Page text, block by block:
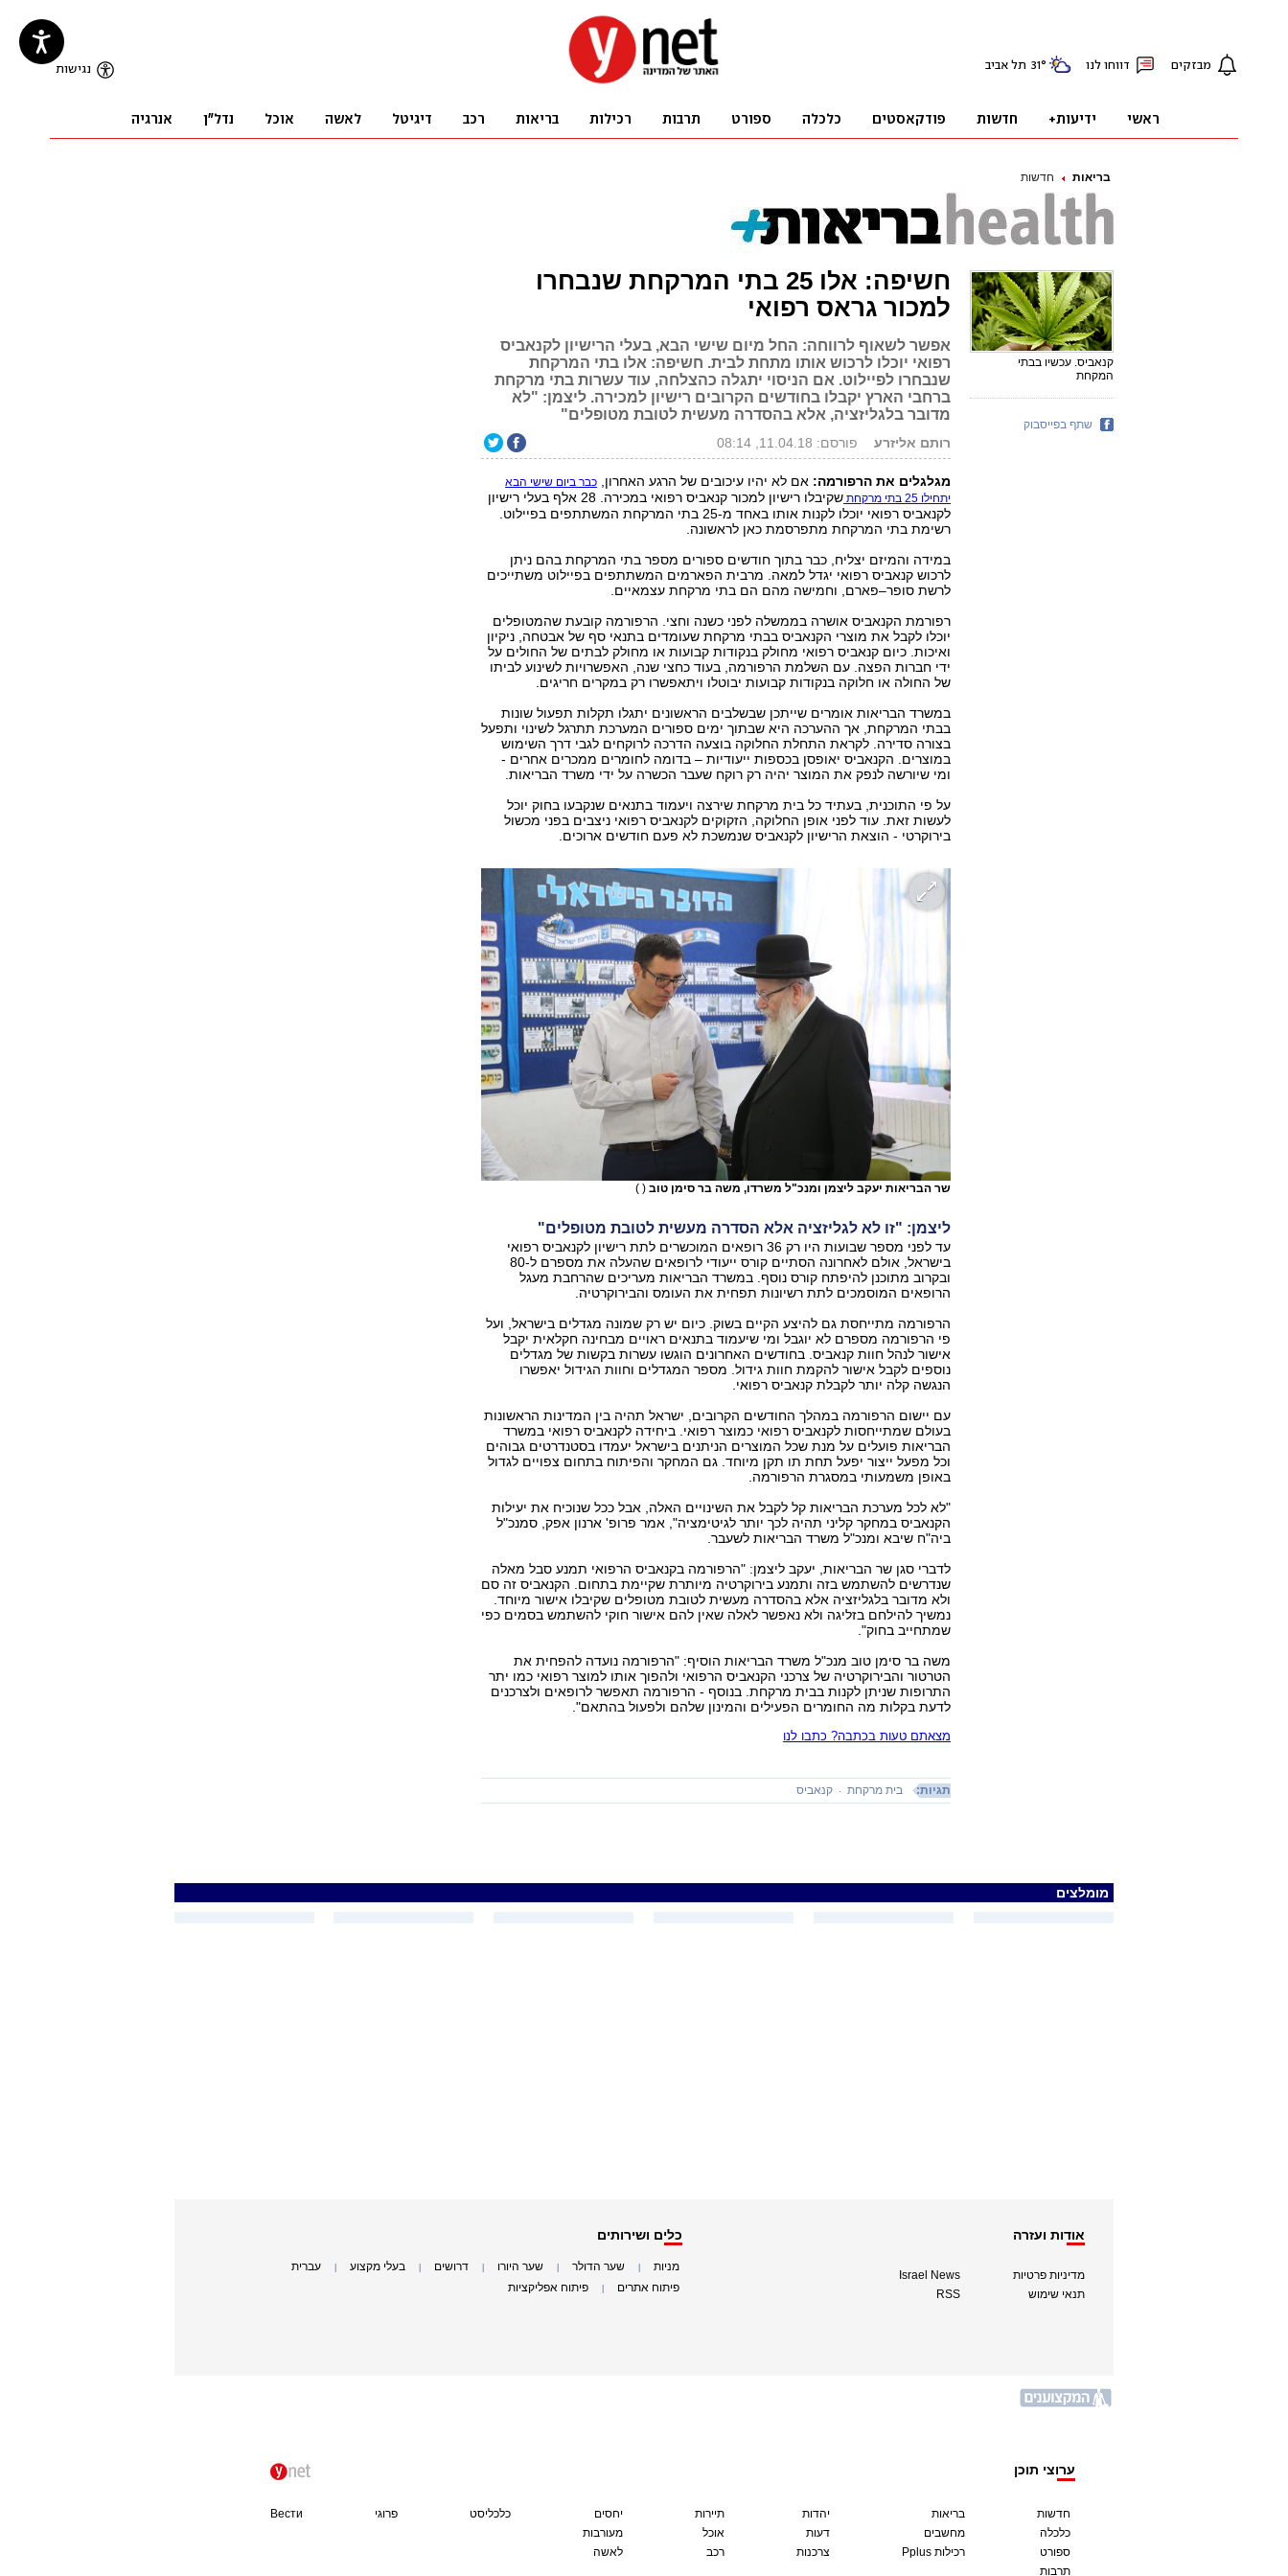
בריאות חדשות
חשיפה: אלו 25 בתי המרקחת שנבחרו
למכור גראס רפואי
אפשר לשאוף לרווחה: החל מיום שישי הבא, בעלי הרישיון לקנאביס
רפואי יוכלו לרכוש אותו מתחת לבית. חשיפה: אלו בתי המרקחת
שנבחרו לפיילוט. אם הניסוי יתגלה כהצלחה, עוד עשרות בתי מרקחת
ברחבי הארץ יקבלו בחודשים הקרובים רישיון למכירה. ליצמן: "לא
מדובר בלגליזציה, אלא בהסדרה מעשית לטובת מטופלים"
רותם אליזרע פורסם: 11.04.18, 08:14
מגלגלים את הרפורמה: אם לא יהיו עיכובים של הרגע האחרון, כבר ביום שישי הבא
יתחילו 25 בתי מרקחת
שקיבלו רישיון למכור קנאביס רפואי במכירה. 28 אלף בעלי רישיון
לקנאביס רפואי יוכלו לקנות אותו באחד מ-25 בתי המרקחת המשתתפים בפיילוט.
רשימת בתי המרקחת מתפרסמת כאן לראשונה.
במידה והמיזם יצליח, כבר בתוך חודשים ספורים מספר בתי המרקחת בהם ניתן
לרכוש קנאביס רפואי יגדל למאה. מרבית הפארמים המשתתפים בפיילוט משתייכים
לרשת סופר–פארם, וחמישה מהם הם בתי מרקחת עצמאיים.
רפורמת הקנאביס אושרה בממשלה לפני כשנה וחצי. הרפורמה קובעת שהמטופלים
יוכלו לקבל את מוצרי הקנאביס בבתי מרקחת שעומדים בתנאי סף של אבטחה, ניקיון
ואיכות. כיום קנאביס רפואי מחולק בנקודות קבועות או מחולק לבתים של החולים על
ידי חברות הפצה. עם השלמת הרפורמה, בעוד כחצי שנה, האפשרויות לשינוע לביתו
של החולה או חלוקה בנקודות קבועות יבוטלו ויתאפשרו רק במקרים חריגים.
במשרד הבריאות אומרים שייתכן שבשלבים הראשונים יתגלו תקלות תפעול שונות
בבתי המרקחת, אך ההערכה היא שבתוך ימים ספורים המערכת תתרגל לשינוי ותפעל
בצורה סדירה. לקראת התחלת החלוקה בוצעה הדרכה לרוקחים לגבי דרך השימוש
במוצרים. הקנאביס יאופסן בכספות ייעודיות – בדומה לחומרים ממכרים אחרים -
ומי שיורשה לנפק את המוצר יהיה רק רוקח שעבר הכשרה על ידי משרד הבריאות.
על פי התוכנית, בעתיד כל בית מרקחת שירצה ויעמוד בתנאים שנקבעו בחוק יוכל
לעשות זאת. עוד לפני אופן החלוקה, הזקוקים לקנאביס רפואי ניצבים בפני מכשול
בירוקרטי - הוצאת הרישיון לקנאביס שנמשכת לא פעם חודשים ארוכים.
שר הבריאות יעקב ליצמן ומנכ"ל משרדו, משה בר סימן טוב ( )
ליצמן: "זו לא לגליזציה אלא הסדרה מעשית לטובת מטופלים"
עד לפני מספר שבועות היו רק 36 רופאים המוכשרים לתת רישיון לקנאביס רפואי
בישראל, אולם לאחרונה הסתיים קורס ייעודי לרופאים שהעלה את מספרם ל-80
ובקרוב מתוכנן להיפתח קורס נוסף. במשרד הבריאות מעריכים שהרחבת מעגל
הרופאים המוסמכים לתת רשיונות תפחית את העומס והבירוקרטיה.
הרפורמה מתייחסת גם להיצע הקיים בשוק. כיום יש רק שמונה מגדלים בישראל, ועל
פי הרפורמה מספרם לא יוגבל ומי שיעמוד בתנאים ראויים מבחינה חקלאית יקבל
אישור לנהל חוות קנאביס. בחודשים האחרונים הוגשו עשרות בקשות של מגדלים
נוספים לקבל אישור להקמת חוות גידול. מספר המגדלים וחוות הגידול יאפשרו
הנגשה קלה יותר לקבלת קנאביס רפואי.
עם יישום הרפורמה במהלך החודשים הקרובים, ישראל תהיה בין המדינות הראשונות
בעולם שמתייחסות לקנאביס רפואי כמוצר רפואי. ביחידה לקנאביס רפואי במשרד
הבריאות פועלים על מנת שכל המוצרים הניתנים בישראל יעמדו בסטנדרטים גבוהים
וכל מפעל ייצור יפעל תחת תו תקן מיוחד. גם המחקר והפיתוח בתחום צפויים לגדול
באופן משמעותי במסגרת הרפורמה.
"לא לכל מערכת הבריאות קל לקבל את השינויים האלה, אבל ככל שנוכיח את יעילות
הקנאביס במחקר קליני תהיה לכך יותר לגיטימציה", אמר פרופ' ארנון אפק, סמנכ"ל
ביה"ח שיבא ומנכ"ל משרד הבריאות לשעבר.
לדברי סגן שר הבריאות, יעקב ליצמן: "הרפורמה בקנאביס הרפואי תמנע סבל מאלה
שנדרשים להשתמש בזה ותמנע בירוקרטיה מיותרת שקיימת בתחום. הקנאביס זה סם
ולא מדובר בלגליזציה אלא בהסדרה מעשית לטובת מטופלים שקיבלו אישור מיוחד.
נמשיך להילחם בזליגה ולא נאפשר לאלה שאין להם אישור חוקי להשתמש בסמים כפי
שמתחייב בחוק".
משה בר סימן טוב מנכ"ל משרד הבריאות הוסיף: "הרפורמה נועדה להפחית את
הטרטור והבירוקרטיה של צרכני הקנאביס הרפואי ולהפוך אותו למוצר רפואי כמו יתר
התרופות שניתן לקנות בבית מרקחת. בנוסף - הרפורמה תאפשר לרופאים ולצרכנים
לדעת בקלות מה החומרים הפעילים והמינון שלהם ולפעול בהתאם".
מצאתם טעות בכתבה? כתבו לנו
תגיות: בית מרקחת קנאביס
קנאביס. עכשיו בבתי
המקחת
שתף בפייסבוק
מומלצים
אודות ועזרה
מדיניות פרטיות
תנאי שימוש
Israel News
RSS
כלים ושירותים
מניות שער הדולר שער היורו דרושים בעלי מקצוע עברית
פיתוח אתרים פיתוח אפליקציות
ערוצי תוכן
חדשות
כלכלה
ספורט
תרבות
בריאות
מחשבים
Pplus רכילות
יהדות
דעות
צרכנות
תיירות
אוכל
רכב
יחסים
מעורבות
לאשה
כלכליסט פרוגי Вести